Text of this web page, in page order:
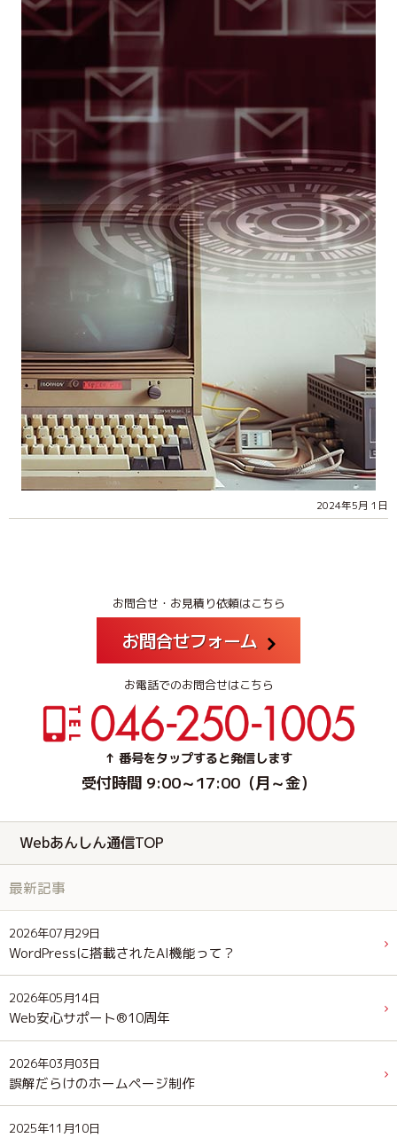
2024年5月 1日
お問合せ・お見積り依頼はこちら
お問合せフォーム
お電話でのお問合せはこちら
↑ 番号をタップすると発信します
受付時間 9:00～17:00（月～金）
Webあんしん通信TOP
最新記事
2026年07月29日
WordPressに搭載されたAI機能って？
2026年05月14日
Web安心サポート®10周年
2026年03月03日
誤解だらけのホームページ制作
2025年11月10日